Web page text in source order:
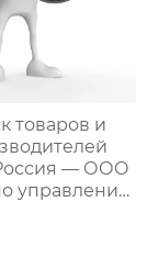
товаров и
— ООО
управлению